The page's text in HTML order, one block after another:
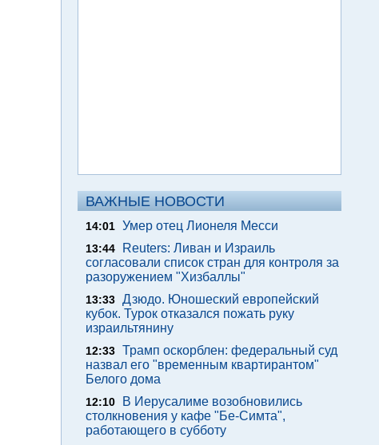
ВАЖНЫЕ НОВОСТИ
14:01 Умер отец Лионеля Месси
13:44
Reuters: Ливан и Израиль
согласовали список стран для контроля за
разоружением "Хизбаллы"
13:33 Дзюдо. Юношеский европейский
кубок. Турок отказался пожать руку
израильтянину
12:33 Трамп оскорблен: федеральный суд
назвал его "временным квартирантом"
Белого дома
12:10
В Иерусалиме возобновились
столкновения у кафе "Бе-Симта",
работающего в субботу